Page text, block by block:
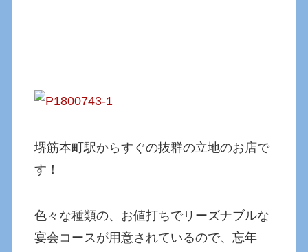
堺筋本町駅からすぐの抜群の立地のお店で
す！
色々な種類の、お値打ちでリーズナブルな
宴会コースが用意されているので、忘年